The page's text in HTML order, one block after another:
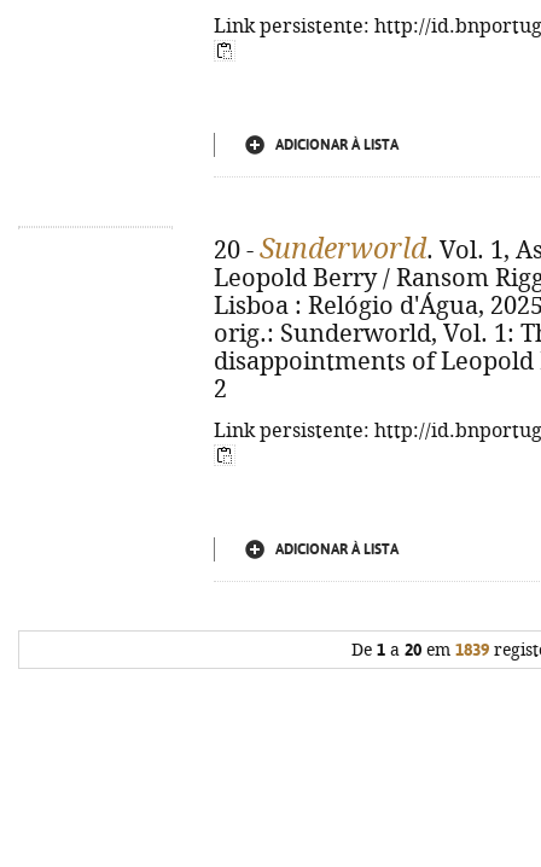
Link persistente: http://
ADICIONAR À LISTA
20 - Sunderworld. Vol. 1,
Leopold Berry / Ransom
Lisboa : Relógio d'Água,
orig.: Sunderworld, Vol. 1:
disappointments of Leopold
2
Link persistente: http://
ADICIONAR À LISTA
De 1a 20em 1839